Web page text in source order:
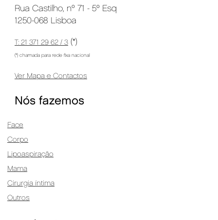
Rua Castilho, nº 71 - 5º Esq
1250-068 Lisboa
T: 21 371 29 62 / 3 (*)
(*) chamada para rede fixa nacional
Ver Mapa e Contactos
Nós fazemos
Face
Corpo
Lipoaspiração
Mama
Cirurgia íntima
Outros